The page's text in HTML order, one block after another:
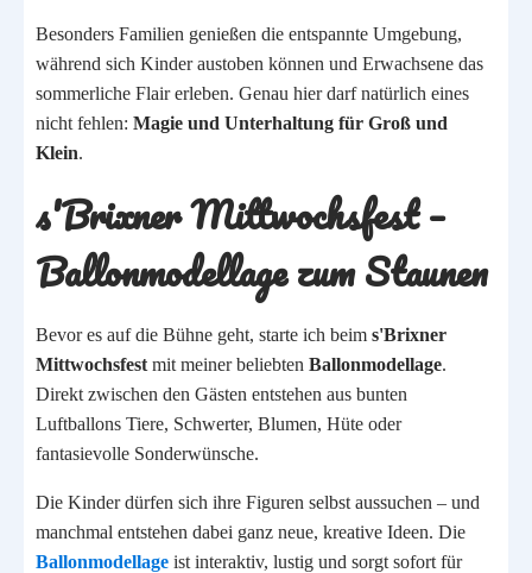
Besonders Familien genießen die entspannte Umgebung,
während sich Kinder austoben können und Erwachsene das
sommerliche Flair erleben. Genau hier darf natürlich eines
nicht fehlen: Magie und Unterhaltung für Groß und
Klein.
s'Brixner Mittwochsfest –
Ballonmodellage zum Staunen
Bevor es auf die Bühne geht, starte ich beim s'Brixner
Mittwochsfest mit meiner beliebten Ballonmodellage.
Direkt zwischen den Gästen entstehen aus bunten
Luftballons Tiere, Schwerter, Blumen, Hüte oder
fantasievolle Sonderwünsche.
Die Kinder dürfen sich ihre Figuren selbst aussuchen – und
manchmal entstehen dabei ganz neue, kreative Ideen. Die
Ballonmodellage ist interaktiv, lustig und sorgt sofort für